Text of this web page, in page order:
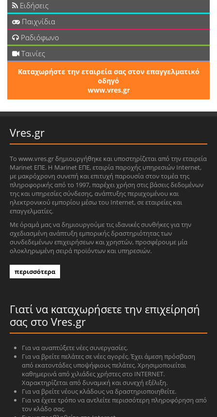
Ειδήσεις
Παιχνίδια
Ραδιόφωνο
Ταινίες
Καταχωρήστε την εταιρεία σας στον επαγγελματικό
οδηγό
www.vres.gr
Vres.gr
Το www.vres.gr δημιουργήθηκε και υποστηρίζεται από την εταιρεία
Marinet ΕΠΕ. Η Marinet ΕΠΕ, εταιρία παροχής υπηρεσιών Internet,
με μακρόχρονη συνεπή και επιτυχή παρουσία στον τομέα της
πληροφορικής από το 1997, παρέχει χρήση στις βάσεις δεδομένων
της και υπηρεσίες σύνδεσης, ανάπτυξης περιεχομένου και
ηλεκτρονικού εμπορίου μέσω του Internet, σε εταιρείες και
επαγγελματίες.
Με όραμά μας να δημιουργούμε τις ιδανικές συνθήκες για την
σχεδιασμένη ανάπτυξη εμπορικής δραστηριότητας των
συνδεδεμένων επιχειρήσεων και χρηστών, προσφέρουμε μία
ολοκληρωμένη σειρά προϊόντων και υπηρεσιών.
περισσότερα
Γιατί να καταχωρήσετε την επιχείρησή
σας στο Vres.gr
Για να αναπτύξετε νέες συνεργασίες.
Για να βρείτε πελάτες σε νέες αγορές. Έχει άμεση πρόσβαση
από εκατοντάδες υποψήφιους πελάτες. Χρησιμοποιείται
καθημερινά από χιλιάδες χρήστες στο INTERNET.
Χαρακτηρίζεται από δυναμική και συνεχή εξέλιξη.
Για να βρείτε νέους κλάδους να δραστηριοποιηθείτε.
Για να έχετε τρόπο να αντλείτε περισσότερη πληροφόρηση από
τον κλάδο σας.